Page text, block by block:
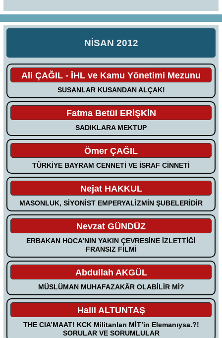
NİSAN 2012
Ali ÇAĞIL - İHL ve Kamu Yönetimi Mezunu
SUSANLAR KUSANDAN ALÇAK!
Fatma Betül ERİŞKİN
SADIKLARA MEKTUP
Ömer ÇAĞIL
TÜRKİYE BAYRAM CENNETİ VE İSRAF CİNNETİ
Nejat HAKKUL
MASONLUK, SİYONİST EMPERYALİZMİN ŞUBELERİDİR
Nevzat GÜNDÜZ
ERBAKAN HOCA’NIN YAKIN ÇEVRESİNE İZLETTİĞİ
FRANSIZ FİLMİ
Abdullah AKGÜL
MÜSLÜMAN MUHAFAZAKÂR OLABİLİR Mİ?
Halil ALTUNTAŞ
THE CIA’MAAT! KCK Militanları MİT’in Elemanıysa.?!
SORULAR VE SORUMLULAR